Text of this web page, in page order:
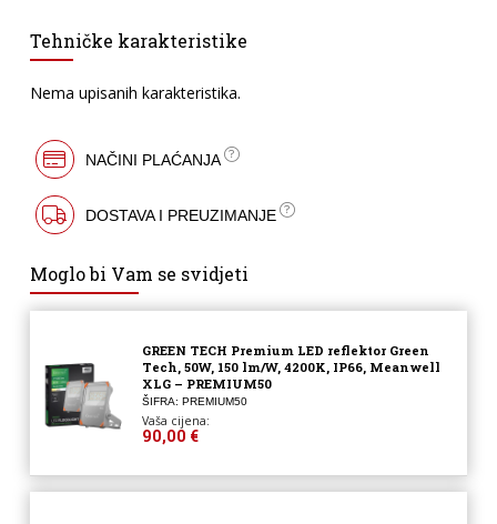
Tehničke karakteristike
Nema upisanih karakteristika.
NAČINI PLAĆANJA
DOSTAVA I PREUZIMANJE
Moglo bi Vam se svidjeti
GREEN TECH Premium LED reflektor Green
Tech, 50W, 150 lm/W, 4200K, IP66, Meanwell
XLG – PREMIUM50
ŠIFRA: PREMIUM50
Vaša cijena:
90,00 €